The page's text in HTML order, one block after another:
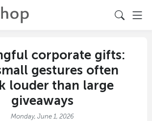
corporate gifts:
gestures often
louder than large
giveaways
Monday, June 1, 2026